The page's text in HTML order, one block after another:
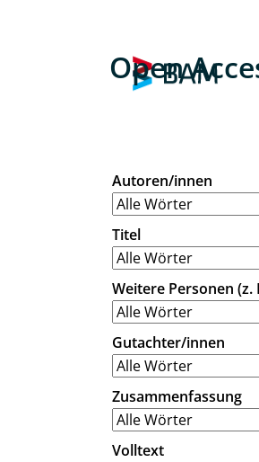
Open
Autoren/innen
Titel
Weitere Personen
Gutachter/innen
Zusammenfassung
Volltext